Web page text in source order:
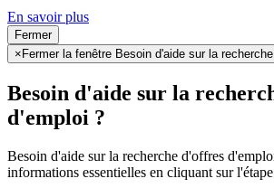
En savoir plus
Fermer
× Fermer la fenêtre Besoin d'aide sur la
Besoin d'aide sur la
d'emploi ?
Besoin d'aide sur la recherche d'offres
informations essentielles en cliquant sur